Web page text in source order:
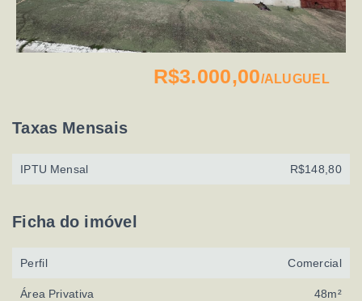
R$3.000,00/ALUGUEL
Taxas Mensais
IPTU Mensal R$148,80
Ficha do imóvel
Perfil Comercial
Área Privativa 48m²